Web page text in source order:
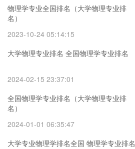
物理学专业全国排名（大学物理专业排
名）
2023-10-24 05:14:15
大学物理专业排名 全国物理学专业排名
2024-02-15 23:37:01
全国物理学专业排名（大学物理专业排
名）
2024-01-01 06:35:47
大学专业物理学排名全国 物理学专业排名